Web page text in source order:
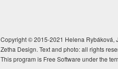
Copyright © 2015-2021 Helena Rybáková,
Zetha Design. Text and photo: all rights
This program is Free Software under the